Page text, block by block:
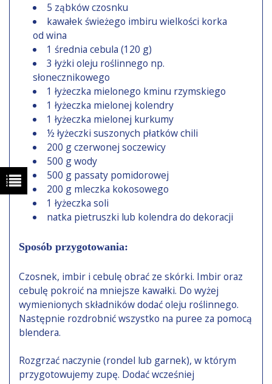
5 ząbków czosnku
kawałek świeżego imbiru wielkości korka
od wina
1 średnia cebula (120 g)
3 łyżki oleju roślinnego np.
słonecznikowego
1 łyżeczka mielonego kminu rzymskiego
1 łyżeczka mielonej kolendry
1 łyżeczka mielonej kurkumy
½ łyżeczki suszonych płatków chili
200 g czerwonej soczewicy
500 g wody
500 g passaty pomidorowej
200 g mleczka kokosowego
1 łyżeczka soli
natka pietruszki lub kolendra do dekoracji
Sposób przygotowania:
Czosnek, imbir i cebulę obrać ze skórki. Imbir oraz
cebulę pokroić na mniejsze kawałki. Do wyżej
wymienionych składników dodać oleju roślinnego.
Następnie rozdrobnić wszystko na puree za pomocą
blendera.
Rozgrzać naczynie (rondel lub garnek), w którym
przygotowujemy zupę. Dodać wcześniej